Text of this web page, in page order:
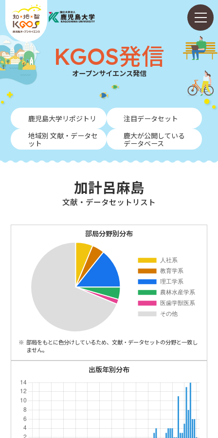
KGOS発信
オープンサイエンス発信
鹿児島大学リポジトリ
注目データセット
地域別 文献・データセ
ット
鹿大が公開している
データベース
加計呂麻島
⽂献・データセットリスト
部局分野別分布
部局をもとに色分けしているため、文献・データセットの分野と一致し
ません。
出版年別分布
ホーム
ABOUT
KGOS発信
NEWS
ENGLISH